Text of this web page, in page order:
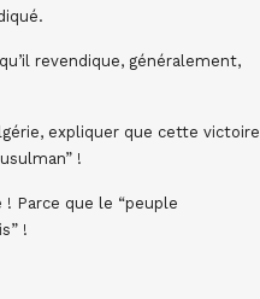
revendique, généralement,
expliquer que cette victoire
!
Parce que le “peuple
!